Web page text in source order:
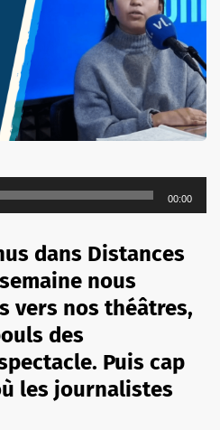
00:00
dans Distances
nous
vers nos théâtres,
des
Puis cap
les journalistes